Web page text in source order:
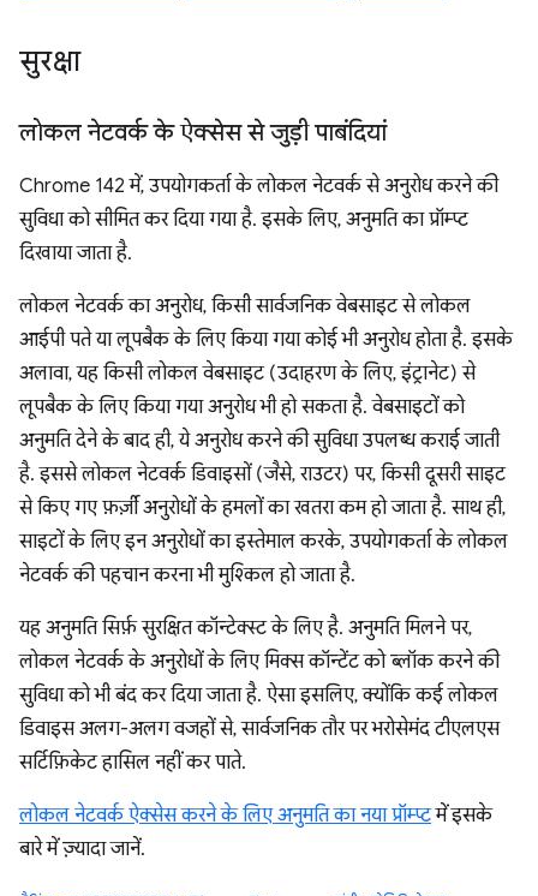
सुरक्षा
लोकल नेटवर्क के ऐक्सेस से जुड़ी पाबंदियां
Chrome 142 में, उपयोगकर्ता के लोकल नेटवर्क से अनुरोध करने की
सुविधा को सीमित कर दिया गया है. इसके लिए, अनुमति का प्रॉम्प्ट
दिखाया जाता है.
लोकल नेटवर्क का अनुरोध, किसी सार्वजनिक वेबसाइट से लोकल
आईपी पते या लूपबैक के लिए किया गया कोई भी अनुरोध होता है. इसके
अलावा, यह किसी लोकल वेबसाइट (उदाहरण के लिए, इंट्रानेट) से
लूपबैक के लिए किया गया अनुरोध भी हो सकता है. वेबसाइटों को
अनुमति देने के बाद ही, ये अनुरोध करने की सुविधा उपलब्ध कराई जाती
है. इससे लोकल नेटवर्क डिवाइसों (जैसे, राउटर) पर, किसी दूसरी साइट
से किए गए फ़र्ज़ी अनुरोधों के हमलों का खतरा कम हो जाता है. साथ ही,
साइटों के लिए इन अनुरोधों का इस्तेमाल करके, उपयोगकर्ता के लोकल
नेटवर्क की पहचान करना भी मुश्किल हो जाता है.
यह अनुमति सिर्फ़ सुरक्षित कॉन्टेक्स्ट के लिए है. अनुमति मिलने पर,
लोकल नेटवर्क के अनुरोधों के लिए मिक्स कॉन्टेंट को ब्लॉक करने की
सुविधा को भी बंद कर दिया जाता है. ऐसा इसलिए, क्योंकि कई लोकल
डिवाइस अलग-अलग वजहों से, सार्वजनिक तौर पर भरोसेमंद टीएलएस
सर्टिफ़िकेट हासिल नहीं कर पाते.
लोकल नेटवर्क ऐक्सेस करने के लिए अनुमति का नया प्रॉम्प्टमें इसके
बारे में ज़्यादा जानें.